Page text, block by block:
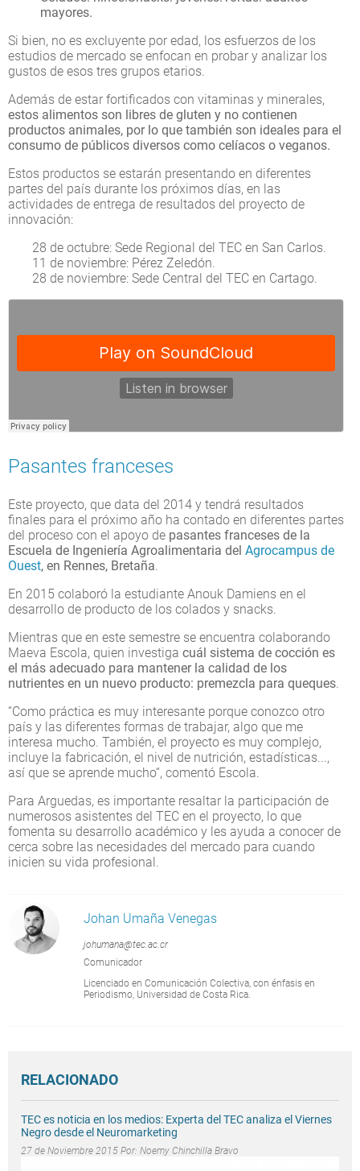
mayores.
Si bien, no es excluyente por edad, los esfuerzos de los
estudios de mercado se enfocan en probar y analizar los
gustos de esos tres grupos etarios.
Además de estar fortificados con vitaminas y minerales,
estos alimentos son libres de gluten y no contienen
productos animales, por lo que también son ideales para el
consumo de públicos diversos como celíacos o veganos.
Estos productos se estarán presentando en diferentes
partes del país durante los próximos días, en las
actividades de entrega de resultados del proyecto de
innovación:
28 de octubre: Sede Regional del TEC en San Carlos.
11 de noviembre: Pérez Zeledón.
28 de noviembre: Sede Central del TEC en Cartago.
Pasantes franceses
Este proyecto, que data del 2014 y tendrá resultados
finales para el próximo año ha contado en diferentes partes
del proceso con el apoyo de pasantes franceses de la
Escuela de Ingeniería Agroalimentaria del Agrocampus de
Ouest, en Rennes, Bretaña.
En 2015 colaboró la estudiante Anouk Damiens en el
desarrollo de producto de los colados y snacks.
Mientras que en este semestre se encuentra colaborando
Maeva Escola, quien investiga cuál sistema de cocción es
el más adecuado para mantener la calidad de los
nutrientes en un nuevo producto: premezcla para queques.
“Como práctica es muy interesante porque conozco otro
país y las diferentes formas de trabajar, algo que me
interesa mucho. También, el proyecto es muy complejo,
incluye la fabricación, el nivel de nutrición, estadísticas...,
así que se aprende mucho“, comentó Escola.
Para Arguedas, es importante resaltar la participación de
numerosos asistentes del TEC en el proyecto, lo que
fomenta su desarrollo académico y les ayuda a conocer de
cerca sobre las necesidades del mercado para cuando
inicien su vida profesional.
Johan Umaña Venegas
johumana@tec.ac.cr
Comunicador
Licenciado en Comunicación Colectiva, con énfasis en
Periodismo, Universidad de Costa Rica.
RELACIONADO
TEC es noticia en los medios: Experta del TEC analiza el Viernes
Negro desde el Neuromarketing
27 de Noviembre 2015 Por: Noemy Chinchilla Bravo